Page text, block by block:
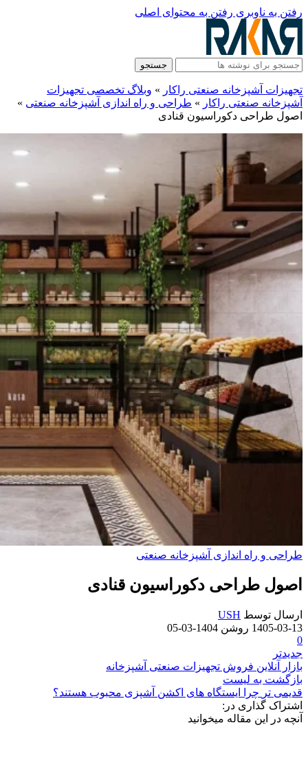
رفتن به ناوبری رفتن به محتوای اصلی
جستجو
تجهیزات آشپزخانه صنعتی راکار » وبلاگ تخصصی تجهیزات
آشپزخانه صنعتی راکار » طراحی و راه‌ اندازی آشپزخانه صنعتی »
اصول طراحی دکوراسیون قنادی
طراحی و راه‌ اندازی آشپزخانه صنعتی
اصول طراحی دکوراسیون قنادی
ارسال توسط USH
1405-03-13 روشن 1404-03-05
0
جدیدتر
بازار آنلاین فروش تجهیزات صنعتی آشپزخانه
بازگشت به لیست
قدیمی تر چرا ایستگاه های اکشن آشپزی محبوب هستند؟
اشتراک گذاری در:
آنچه در این مقاله میخوانید